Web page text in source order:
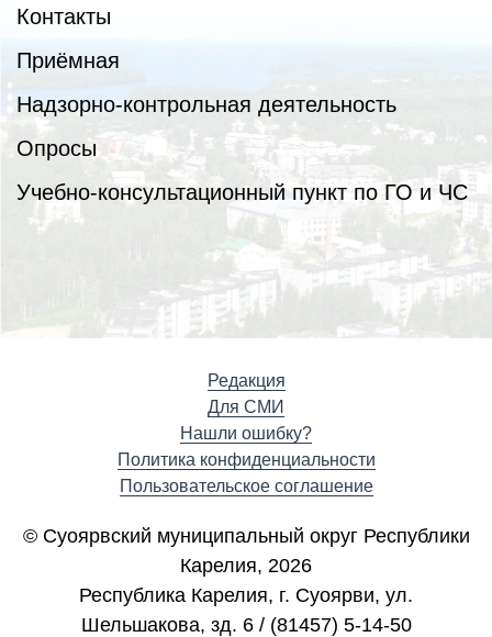
Контакты
Приёмная
Надзорно-контрольная деятельность
Опросы
Учебно-консультационный пункт по ГО и ЧС
Редакция
Для СМИ
Нашли ошибку?
Политика конфиденциальности
Пользовательское соглашение
© Суоярвский муниципальный округ Республики
Карелия, 2026
Республика Карелия, г. Cуоярви, ул.
Шельшакова, зд. 6 / (81457) 5-14-50